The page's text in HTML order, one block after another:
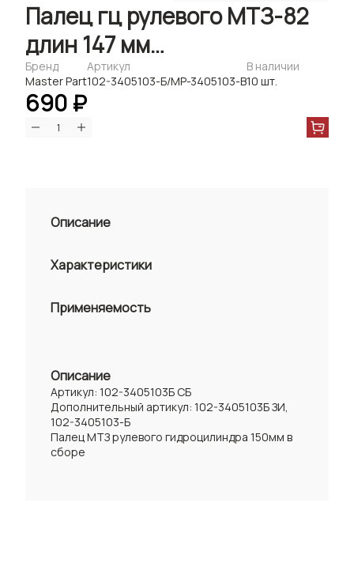
Палец гц рулевого МТЗ-82
длин 147 мм
(гайки+шайбы+прокладки)
(Master-Part)
Бренд
Master Part
Артикул
102-3405103-Б/MP-3405103-B
В наличии
10 шт.
690 ₽
Описание
Характеристики
Применяемость
Описание
Артикул: 102-3405103Б СБ
Дополнительный артикул: 102-3405103Б ЗИ,
102-3405103-Б
Палец МТЗ рулевого гидроцилиндра 150мм в
сборе